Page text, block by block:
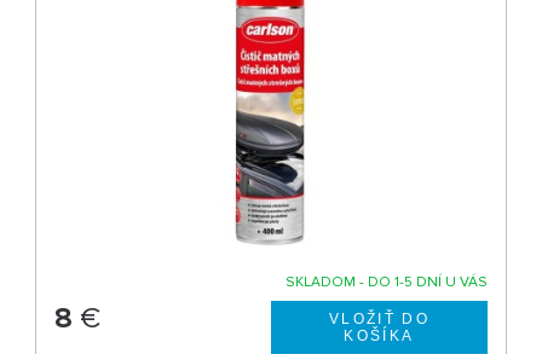
SKLADOM - DO 1-5 DNÍ U VÁS
8 €